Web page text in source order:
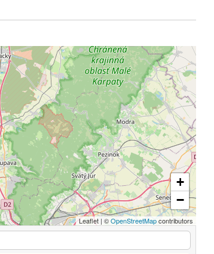
+
−
Leaflet | ©OpenStreetMapcontributors